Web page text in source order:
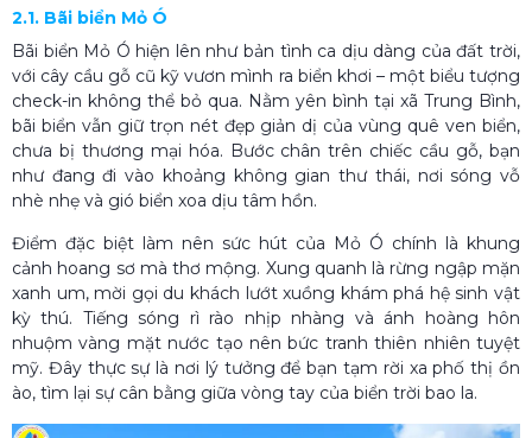
2.1. Bãi biển Mỏ Ó
Bãi biển Mỏ Ó hiện lên như bản tình ca dịu dàng của đất trời,
với cây cầu gỗ cũ kỹ vươn mình ra biển khơi – một biểu tượng
check-in không thể bỏ qua. Nằm yên bình tại xã Trung Bình,
bãi biển vẫn giữ trọn nét đẹp giản dị của vùng quê ven biển,
chưa bị thương mại hóa. Bước chân trên chiếc cầu gỗ, bạn
như đang đi vào khoảng không gian thư thái, nơi sóng vỗ
nhè nhẹ và gió biển xoa dịu tâm hồn.
Điểm đặc biệt làm nên sức hút của Mỏ Ó chính là khung
cảnh hoang sơ mà thơ mộng. Xung quanh là rừng ngập mặn
xanh um, mời gọi du khách lướt xuồng khám phá hệ sinh vật
kỳ thú. Tiếng sóng rì rào nhịp nhàng và ánh hoàng hôn
nhuộm vàng mặt nước tạo nên bức tranh thiên nhiên tuyệt
mỹ. Đây thực sự là nơi lý tưởng để bạn tạm rời xa phố thị ồn
ào, tìm lại sự cân bằng giữa vòng tay của biển trời bao la.